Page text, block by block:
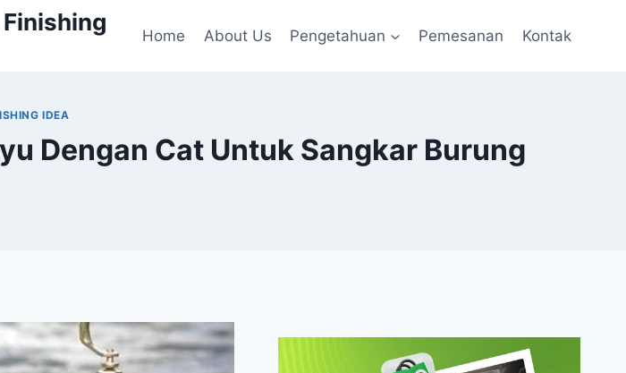
Home About Us Pengetahuan Pemesanan Kontak
IDEA
Dengan Cat Untuk Sangkar Burung